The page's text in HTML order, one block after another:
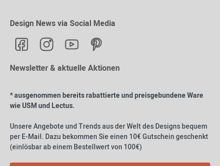
Design News via Social Media
Newsletter & aktuelle Aktionen
* ausgenommen bereits rabattierte und preisgebundene Ware
wie USM und Lectus.
Unsere Angebote und Trends aus der Welt des Designs bequem
per E-Mail. Dazu bekommen Sie einen 10€ Gutschein geschenkt
(einlösbar ab einem Bestellwert von 100€)